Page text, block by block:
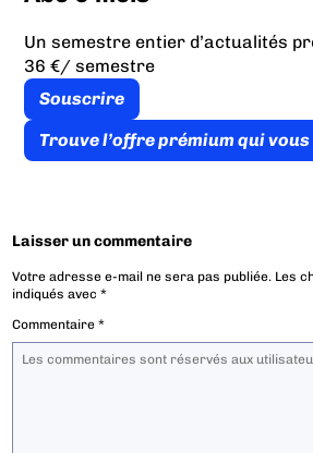
Un semestre entier d’actualités
36 €/ semestre
Souscrire
Trouve l’offre prémium qui
Laisser un commentaire
Votre adresse e-mail ne sera pas publiée. Les
indiqués avec*
Commentaire*